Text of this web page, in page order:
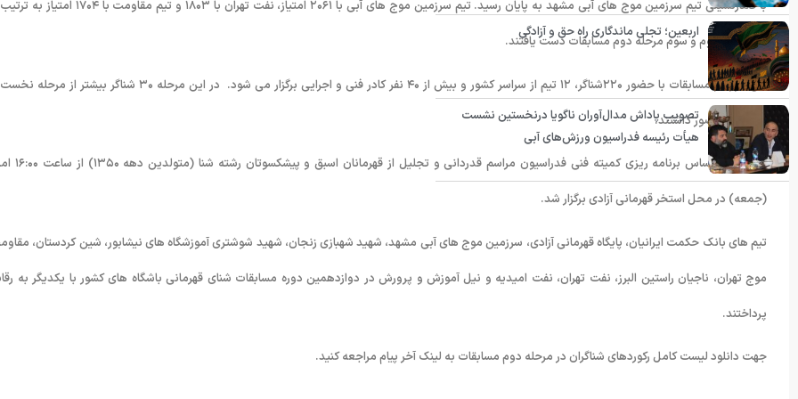
با صدرنشینی تیم سرزمین موج های آبی مشهد به پایان رسید. تیم سرزمین موج های آبی با ۲۰۶۱ امتیاز، نفت تهران با ۱۸۰۳ و تیم
مقام اول، دوم و سوم مرحله دوم مسابقات دست یافتند.
این دوره از مسابقات با حضور ۲۲۰شناگر، ۱۲ تیم از سراسر کشور و بیش از ۴۰ نفر کادر فنی و اجرایی برگزار می شود. در این مرحله ۳۰ شناگر بیشتر
مسابقات حضور داشتند.
همچنین براساس برنامه ریزی کمیته فنی فدراسیون مراسم قدردانی
(جمعه) در محل استخر قهرمانی آزادی برگزار شد.
تیم های بانک حکمت ایرانیان، پایگاه قهرمانی آزادی، سرزمین موج های آبی مشهد، شهید شهبازی زنجان، شهید شوشتری آموزشگاه های نیشابور، شین کردستان،
موج تهران، ناجیان راستین البرز، نفت تهران، نفت امیدیه و نیل آموزش و پرورش در دوازدهمین دوره مسابقات شنای قهرمانی باشگاه های کشور با یکدیگر به
پرداختند.
جهت دانلود لیست کامل رکوردهای شناگران در مرحله دوم مسابقات به لینک آخر پیام مراجعه کنید.
اربعین؛ تجلی ماندگاری راه حق و آزادگی
تصویب پاداش مدال‌آوران ناگویا درنخستین نشست
هیأت رئیسه فدراسیون ورزش‌های آبی